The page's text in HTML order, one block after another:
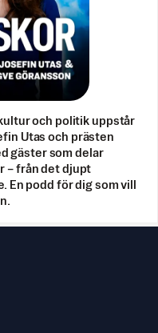
och politik uppstår
Utas och prästen
gäster som delar
– från det djupt
podd för dig som vill